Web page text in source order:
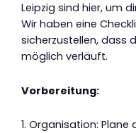
Leipzig sind hier, um
Wir haben eine
sicherzustellen, dass
möglich verläuft.
Vorbereitung:
1. Organisation: